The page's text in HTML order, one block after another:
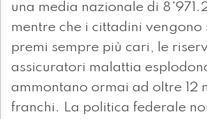
una media nazionale di
mentre che i cittadini vengono
premi sempre più cari, le
assicuratori malattia
ammontano ormai ad oltre 12
franchi. La politica federale